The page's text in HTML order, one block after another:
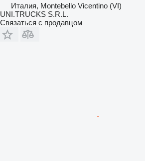
Италия, Montebello Vicentino (VI)
UNI.TRUCKS S.R.L.
Связаться с продавцом